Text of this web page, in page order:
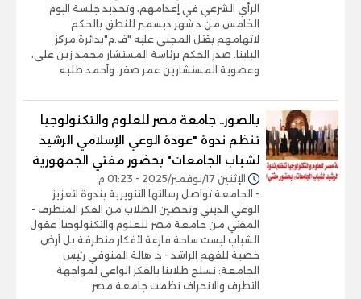
الرأي الشرعي في إعدامهم، وتحديد جلسة اليوم
الخامس من د شهر ديسمبر للنطق بالحكم
لاتهامهم بقتل المجنى عليه "ف.م"بدائرة مركز
البلينا. صدر الحكم برئاسة المستشار محمد زين على،
وعضوية المستشارين عمر صقر، وأحمد طلبه
بالصور.. جامعة مصر للعلوم والتكنولوجيا
تنظم ندوة "عودة الوعي الإسلامي الرشيد
لشباب الجامعات" بحضور مفتي الجمهورية
الإثنين 17/نوفمبر/2025 - 01:23 م
- الجامعة تواصل رسالتها التنويرية بندوة لتعزيز
الوعي الديني وتحصين الطلاب من الفكر المتطرف -
المفتي من جامعة مصر للعلوم والتكنولوجيا: عقول
الشباب ليست ساحة فارغة لأفكار متطرفة بل أرض
خصبة للفهم الراشد - د. هالة المنوفي رئيس
الجامعة: نسلح طلابنا بالفكر الواعى لمواجهة
التطرف والانحراف نظمت جامعة مصر